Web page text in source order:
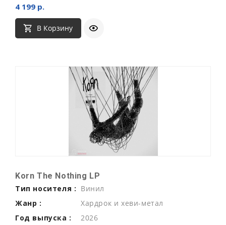
4 199 р.
В Корзину
Korn The Nothing LP
Тип носителя : Винил
Жанр :
Хардрок и хеви-метал
Год выпуска :
2026